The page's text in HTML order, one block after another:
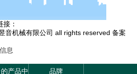
：
音机械有限公司 all rights reserved 备案
息
产品中 品牌